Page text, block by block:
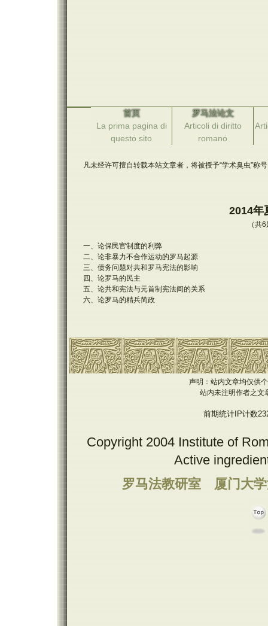
首页
La prima pagina di
questo sito
罗马法论文
Articoli di diritto
romano
凡未经许可擅自转载本站文章者，将被授予“学术臭虫”称
2014年
（共
一、论保民官制度的利弊
二、论非暴力不合作运动的罗马起源
三、债务问题对共和罗马宪法的影响
四、论罗马的民主
五、论共和宪法与元首制宪法间的关系
六、论罗马的精兵简政
声明：站内文章均仅供
站内未注明作者之文
前期统计IP计数
Copyright 2004 Institute of
Active
罗马法教研室
厦门大